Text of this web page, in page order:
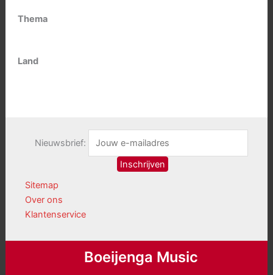
Thema
Land
Nieuwsbrief:
Sitemap
Over ons
Klantenservice
Boeijenga Music